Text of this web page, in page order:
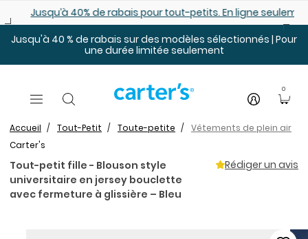
Jusqu’à 40% de rabais pour tout-petits. En ligne
Jusqu'à 40 % de rabais sur des modèles sélectionnés | Pour
une durée limitée seulement
0
Accueil Tout-Petit Toute-petite
Vêtements de plein air
Carter's
Tout-petit fille - Blouson style
universitaire en jersey bouclette
avec fermeture à glissière – Bleu
Rédiger un avis